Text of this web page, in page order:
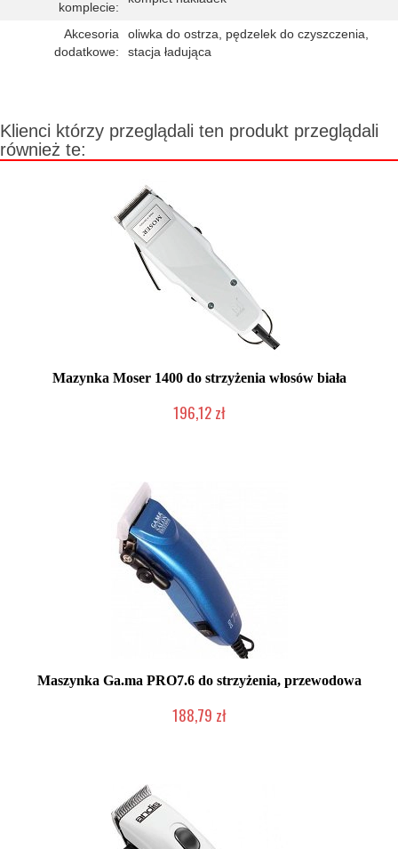
komplecie:
Akcesoria
dodatkowe:
oliwka do ostrza, pędzelek do czyszczenia,
stacja ładująca
Klienci którzy przeglądali ten produkt przeglądali
również te:
Mazynka Moser 1400 do strzyżenia włosów biała
196,12 zł
Maszynka Ga.ma PRO7.6 do strzyżenia, przewodowa
188,79 zł